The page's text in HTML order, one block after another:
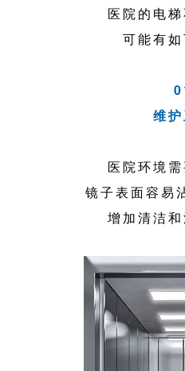
医院的电
可能有如
维
医院环境
镜子表面容易
增加清洁